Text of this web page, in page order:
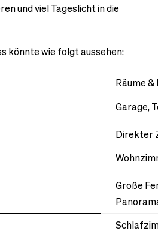
und viel Tageslicht in die
könnte wie folgt aussehen:
Räume
Garage,
Direkter
Große